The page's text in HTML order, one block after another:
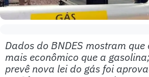
Dados do BNDES mostram que
mais econômico que a
prevê nova lei do gás foi